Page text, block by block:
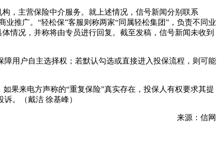
，主营保险中介服务。就上述情况，信号新闻分别联系
业推广。“轻松保”客服则称两家“同属轻松集团”，负责不同业
情况，并称将由专员进行回复。截至发稿，信号新闻未收到
用户自主选择权；若默认勾选或直接进入投保流程，则可能
果来电方声称的“重复保险”真实存在，投保人有权要求其提
。（戴洁 徐基峰）
来源：信网